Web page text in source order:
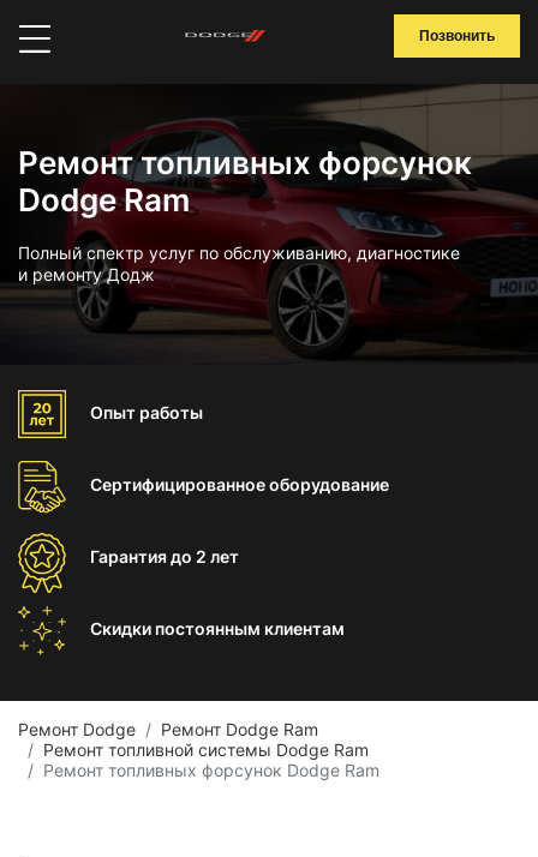
Позвонить
Ремонт топливных форсунок
Dodge Ram
Полный спектр услуг по обслуживанию, диагностике
и ремонту Додж
Опыт работы
Сертифицированноеоборудование
Гарантиядо 2 лет
Скидки постоянным клиентам
Ремонт Dodge
Ремонт Dodge Ram
Ремонт топливной системы Dodge Ram
Ремонт топливных форсунок Dodge Ram